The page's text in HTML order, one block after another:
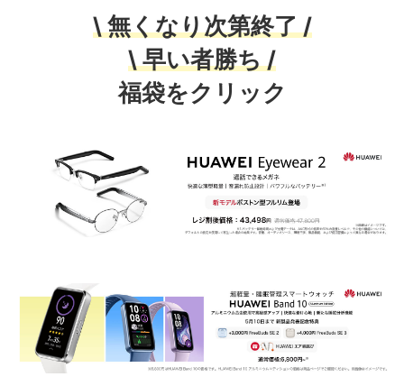
\ 無くなり次第終了 /
\ 早い者勝ち /
福袋をクリック